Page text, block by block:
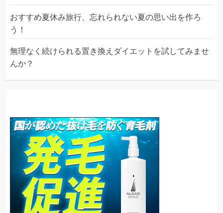
おすすめ夏休み旅行、忘れられない夏の思い出を作ろ
う！
無理なく続けられる置き換えダイエットを試してみませ
んか？